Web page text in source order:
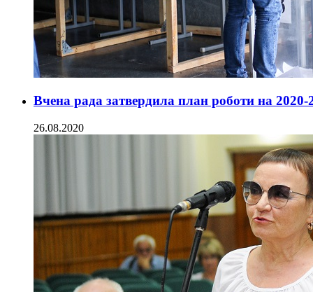
Вчена рада затвердила план роботи на 2020-
26.08.2020